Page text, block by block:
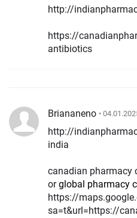
http://
https://
antibiotics
Briananeno •
http://
india
canadian pharmacy
orglobal pharmacy
https://
sa=t&url=https://